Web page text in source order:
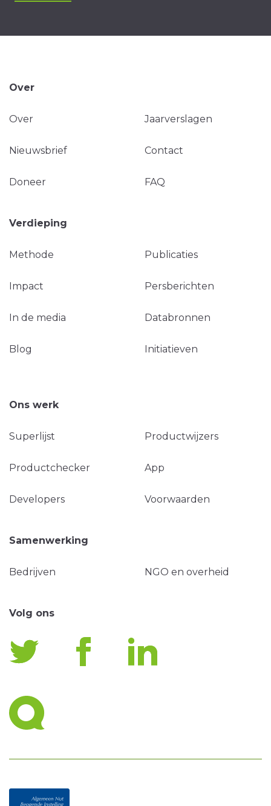
Over
Over Jaarverslagen
Nieuwsbrief Contact
Doneer FAQ
Verdieping
Methode Publicaties
Impact Persberichten
In de media Databronnen
Blog Initiatieven
Ons werk
Superlijst Productwijzers
Productchecker App
Developers Voorwaarden
Samenwerking
Bedrijven NGO en overheid
Volg ons